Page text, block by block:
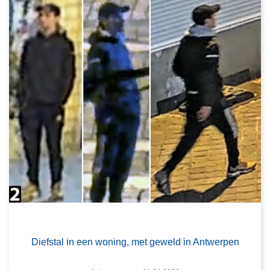
Diefstal in een woning, met geweld in Antwerpen